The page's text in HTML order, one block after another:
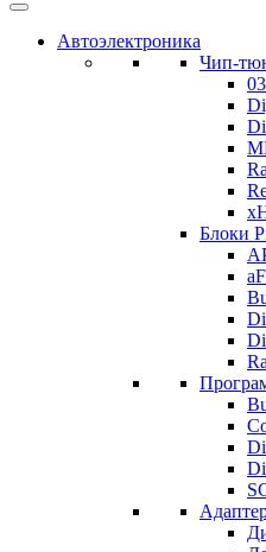
Автоэлектроника
Чип-
Блоки